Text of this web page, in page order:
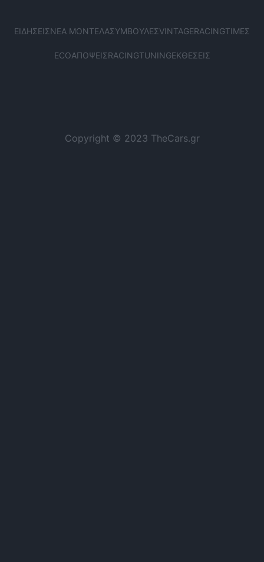
ΕΙΔΉΣΕΙΣΝΈΑ ΜΟΝΤΈΛΑΣΥΜΒΟΥΛΈΣVINTAGERACINGΤΙΜΈΣ
ECOΑΠΌΨΕΙΣRACINGTUNINGΕΚΘΈΣΕΙΣ
Copyright © 2023 TheCars.gr